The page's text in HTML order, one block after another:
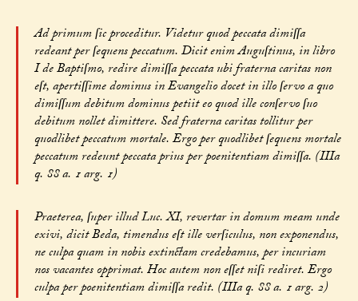
Ad primum ſic proceditur. Videtur quod peccata dimiſſa
redeant per ſequens peccatum. Dicit enim Auguſtinus, in libro
I de Baptiſmo, redire dimiſſa peccata ubi fraterna caritas non
eſt, apertiſſime dominus in Evangelio docet in illo ſervo a quo
dimiſſum debitum dominus petiit eo quod ille conſervo ſuo
debitum nollet dimittere. Sed fraterna caritas tollitur per
quodlibet peccatum mortale. Ergo per quodlibet ſequens mortale
peccatum redeunt peccata prius per poenitentiam dimiſſa. (IIIa
q. 88 a. 1 arg. 1)
Praeterea, ſuper illud Luc. XI, revertar in domum meam unde
exivi, dicit Beda, timendus eſt ille verſiculus, non exponendus,
ne culpa quam in nobis extinctam credebamus, per incuriam
nos vacantes opprimat. Hoc autem non eſſet niſi rediret. Ergo
culpa per poenitentiam dimiſſa redit. (IIIa q. 88 a. 1 arg. 2)